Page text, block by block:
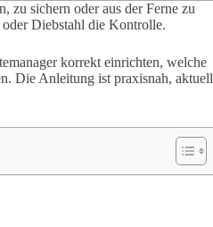
zu sichern oder aus der Ferne zu
Diebstahl die Kontrolle.
korrekt einrichten, welche
Die Anleitung ist praxisnah, aktuell